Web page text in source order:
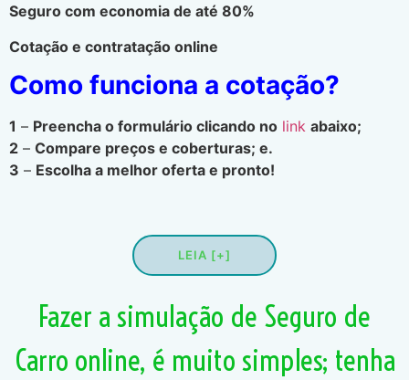
Seguro com economia de até 80%
Cotação e contratação online
Como funciona a cotação?
1 – Preencha o formulário clicando no link abaixo;
2 – Compare preços e coberturas; e.
3 – Escolha a melhor oferta e pronto!
LEIA [+]
Fazer a simulação de Seguro de
Carro online, é muito simples; tenha